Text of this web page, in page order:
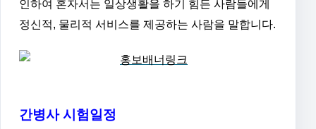
인하여 혼자서는 일상생활을 하기 힘든 사람들에게
정신적, 물리적 서비스를 제공하는 사람을 말합니다.
간병사 시험일정